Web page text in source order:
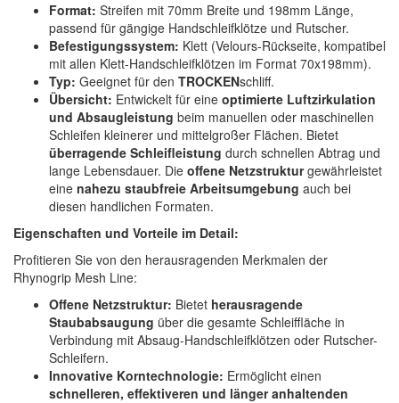
(4)
Troton
(2)
Wibeco
(1)
ZVG
Format: Streifen mit 70mm Breite und 198mm Länge,
passend für gängige Handschleifklötze und Rutscher.
Befestigungssystem: Klett (Velours-Rückseite, kompatibel
mit allen Klett-Handschleifklötzen im Format 70x198mm).
Typ: Geeignet für den TROCKENschliff.
Übersicht: Entwickelt für eine optimierte Luftzirkulation
und Absaugleistung beim manuellen oder maschinellen
Schleifen kleinerer und mittelgroßer Flächen. Bietet
überragende Schleifleistung durch schnellen Abtrag und
lange Lebensdauer. Die offene Netzstrukturgewährleistet
eine nahezu staubfreie Arbeitsumgebung auch bei
diesen handlichen Formaten.
Eigenschaften und Vorteile im Detail:
Profitieren Sie von den herausragenden Merkmalen der
Rhynogrip Mesh Line:
Offene Netzstruktur: Bietet herausragende
Staubabsaugung über die gesamte Schleiffläche in
Verbindung mit Absaug-Handschleifklötzen oder Rutscher-
Schleifern.
Innovative Korntechnologie: Ermöglicht einen
schnelleren, effektiveren und länger anhaltenden